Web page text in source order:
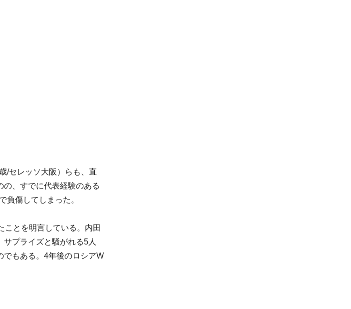
/セレッソ大阪）らも、直
、すでに代表経験のある
負傷してしまった。
ことを明言している。内田
プライズと騒がれる5人
でもある。4年後のロシアW